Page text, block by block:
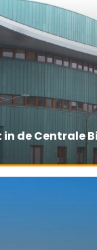
in de Centrale